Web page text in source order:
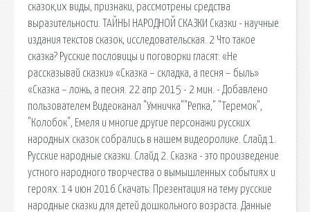
сказок,их виды, признаки, рассмотрены средства
выразительности. ТАЙНЫ НАРОДНОЙ СКАЗКИ Сказки - научные
издания текстов сказок, исследовательская. 2 Что такое
сказка? Русские пословицы и поговорки гласят: «Не
рассказывай сказки» «Сказка – складка, а песня – быль»
«Сказка – ложь, а песня. 22 апр 2015 - 2 мин. - Добавлено
пользователем Видеоканал "Умничка""Репка," "Теремок",
"Колобок", Емеля и многие другие персонажи русских
народных сказок собрались в нашем видеоролике. Слайд 1.
Русские народные сказки. Слайд 2. Сказка - это произведение
устного народного творчества о вымышленных событиях и
героях. 14 июн 2016 Cкачать: Презентация на тему русские
народные сказки для детей дошкольного возраста. Данные